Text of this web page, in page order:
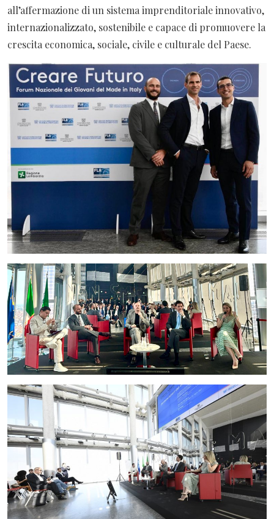
all’affermazione di un sistema imprenditoriale innovativo,
internazionalizzato, sostenibile e capace di promuovere la
crescita economica, sociale, civile e culturale del Paese.